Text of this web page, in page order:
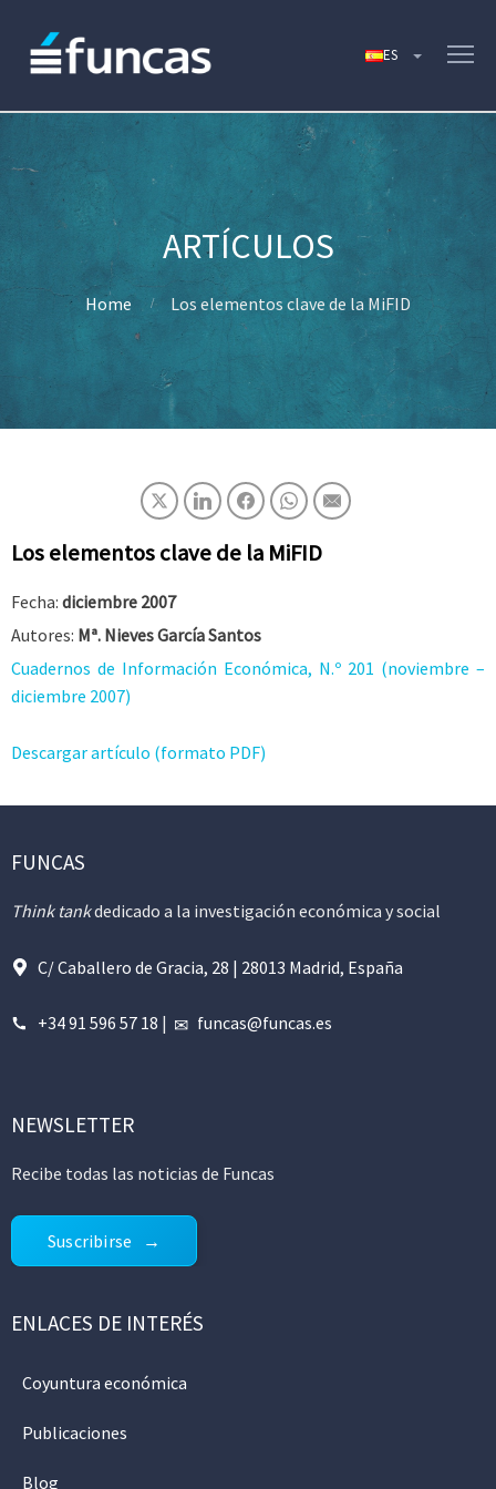
Home Los elementos clave de la MiFID
Los elementos clave de la MiFID
Fecha: diciembre 2007
Autores: Mª. Nieves García Santos
Cuadernos de Información Económica, N.º 201 (noviembre –
diciembre 2007)
Descargar artículo (formato PDF)
FUNCAS
Think tankdedicado a la investigación económica y social
C/ Caballero de Gracia, 28 | 28013 Madrid, España
+34 91 596 57 18 | funcas@funcas.es
NEWSLETTER
Recibe todas las noticias de Funcas
Suscribirse
ENLACES DE INTERÉS
Coyuntura económica
Publicaciones
Blog